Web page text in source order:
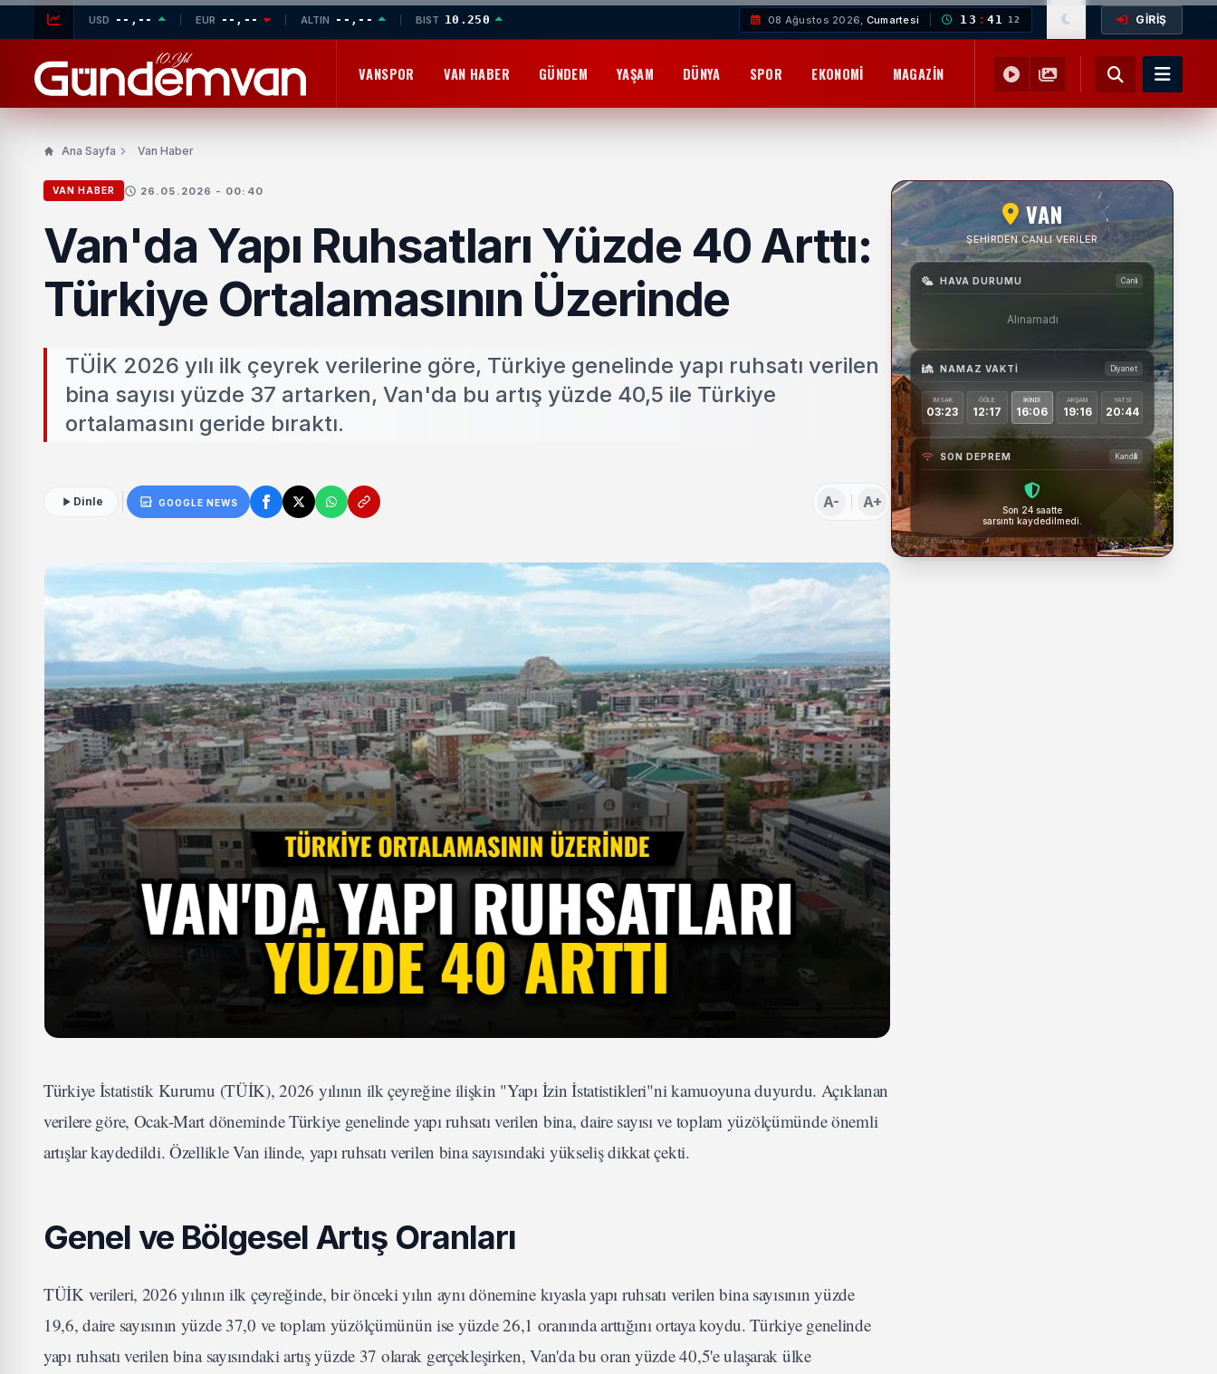
USD --,-- EUR --,-- ALTIN --,-- BIST 10.250 08 Ağustos 2026, Cumartesi 13 : 41 13 GİRİŞ
VANSPOR VAN HABER GÜNDEM YAŞAM DÜNYA SPOR EKONOMI MAGAZIN YEMEK TARIFLERI SAĞLIK
Ana Sayfa Van Haber
VAN HABER 26.05.2026 - 00:40
Van'da Yapı Ruhsatları Yüzde 40 Arttı:
Türkiye Ortalamasının Üzerinde
TÜİK 2026 yılı ilk çeyrek verilerine göre, Türkiye genelinde yapı ruhsatı verilen
bina sayısı yüzde 37 artarken, Van'da bu artış yüzde 40,5 ile Türkiye
ortalamasını geride bıraktı.
Dinle GOOGLE NEWS A- A+
Türkiye İstatistik Kurumu (TÜİK), 2026 yılının ilk çeyreğine ilişkin "Yapı İzin İstatistikleri"ni kamuoyuna duyurdu. Açıklanan
verilere göre, Ocak-Mart döneminde Türkiye genelinde yapı ruhsatı verilen bina, daire sayısı ve toplam yüzölçümünde önemli
artışlar kaydedildi. Özellikle Van ilinde, yapı ruhsatı verilen bina sayısındaki yükseliş dikkat çekti.
Genel ve Bölgesel Artış Oranları
TÜİK verileri, 2026 yılının ilk çeyreğinde, bir önceki yılın aynı dönemine kıyasla yapı ruhsatı verilen bina sayısının yüzde
19,6, daire sayısının yüzde 37,0 ve toplam yüzölçümünün ise yüzde 26,1 oranında arttığını ortaya koydu. Türkiye genelinde
yapı ruhsatı verilen bina sayısındaki artış yüzde 37 olarak gerçekleşirken, Van'da bu oran yüzde 40,5'e ulaşarak ülke
VAN
ŞEHIRDEN CANLI VERILER
HAVA DURUMU Canlı
Alınamadı
NAMAZ VAKTI Diyanet
İMSAK
03:23
ÖĞLE
12:17
İKINDI
16:06
AKŞAM
19:16
YATSI
20:44
SON DEPREM Kandilli
Son 24 saatte
sarsıntı kaydedilmedi.